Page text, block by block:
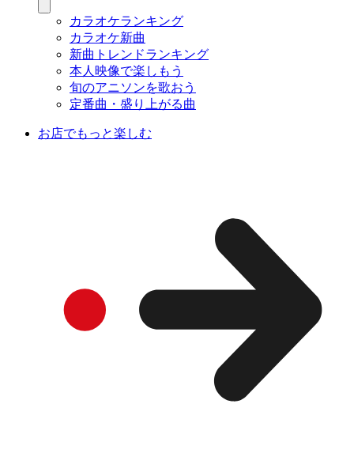
カラオケランキング
カラオケ新曲
新曲トレンドランキング
本人映像で楽しもう
旬のアニソンを歌おう
定番曲・盛り上がる曲
お店でもっと楽しむ